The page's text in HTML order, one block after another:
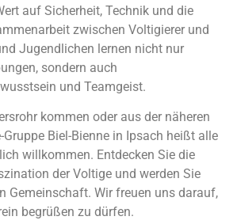
auf Sicherheit, Technik und die
zwischen Voltigierer und
Jugendlichen lernen nicht nur
sondern auch
und Teamgeist.
kommen oder aus der näheren
Gruppe Biel-Bienne in Ipsach heißt alle
willkommen. Entdecken Sie die
der Voltige und werden Sie
Gemeinschaft. Wir freuen uns darauf,
begrüßen zu dürfen.